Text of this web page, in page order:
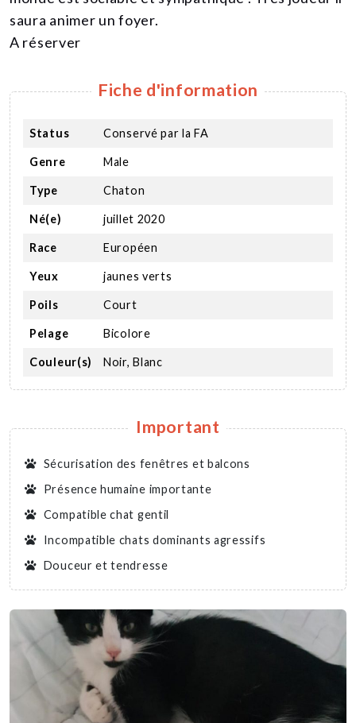
saura animer un foyer.
A réserver
Fiche d'information
Status Conservé par la FA
Genre Male
Type Chaton
Né(e) juillet 2020
Race Européen
Yeux jaunes verts
Poils Court
Pelage Bicolore
Couleur(s) Noir, Blanc
Important
Sécurisation des fenêtres et balcons
Présence humaine importante
Compatible chat gentil
Incompatible chats dominants agressifs
Douceur et tendresse